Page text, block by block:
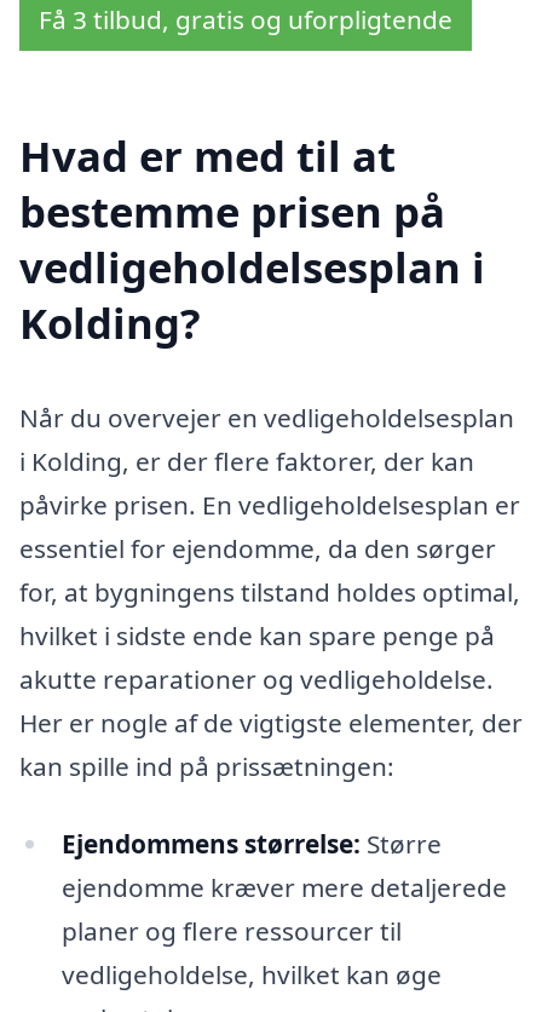
Få 3 tilbud, gratis og uforpligtende
Hvad er med til at
bestemme prisen på
vedligeholdelsesplan i
Kolding?
Når du overvejer en vedligeholdelsesplan
i Kolding, er der flere faktorer, der kan
påvirke prisen. En vedligeholdelsesplan er
essentiel for ejendomme, da den sørger
for, at bygningens tilstand holdes optimal,
hvilket i sidste ende kan spare penge på
akutte reparationer og vedligeholdelse.
Her er nogle af de vigtigste elementer, der
kan spille ind på prissætningen:
Ejendommens størrelse: Større
ejendomme kræver mere detaljerede
planer og flere ressourcer til
vedligeholdelse, hvilket kan øge